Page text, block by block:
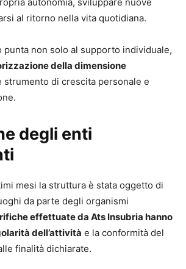
al ritorno nella vita quotidiana.
punta non solo al supporto individuale,
della dimensione
strumento di crescita personale e
degli enti
mesi la struttura è stata oggetto di
da parte degli organismi
effettuate da Ats Insubria hanno
dell’attività e la conformità del
finalità dichiarate.